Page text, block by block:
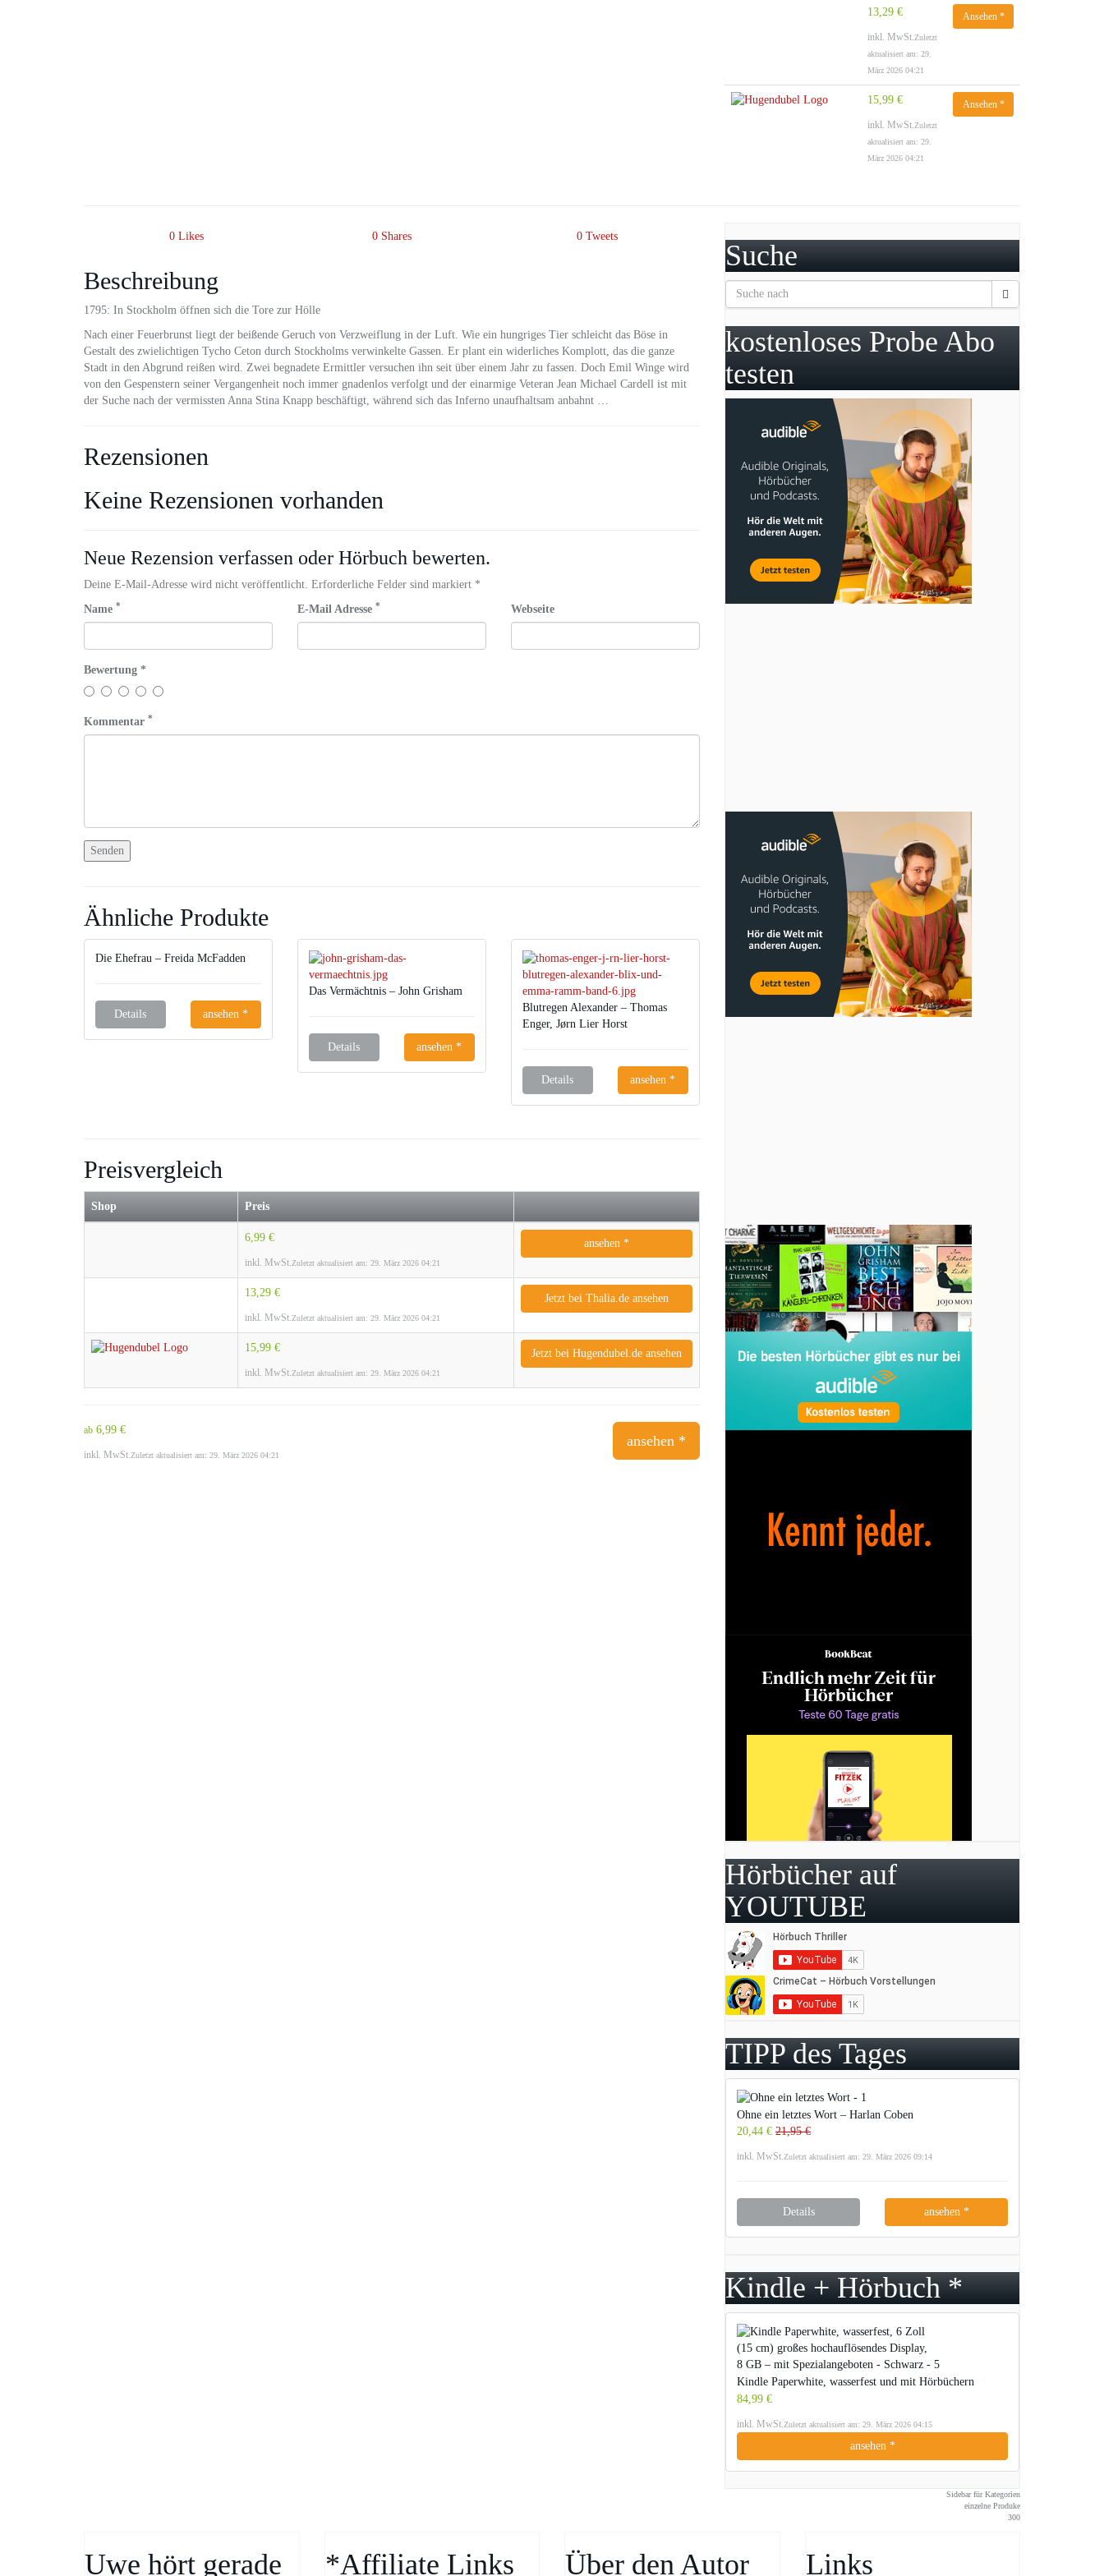
13,29 €
inkl. MwSt.Zuletzt
aktualisiert am: 29.
März 2026 04:21
Ansehen *
15,99 €
inkl. MwSt.Zuletzt
aktualisiert am: 29.
März 2026 04:21
Ansehen *
0 Likes 0 Shares 0 Tweets
Beschreibung
1795: In Stockholm öffnen sich die Tore zur Hölle
Nach einer Feuerbrunst liegt der beißende Geruch von Verzweiflung in der Luft. Wie ein hungriges Tier schleicht das Böse in
Gestalt des zwielichtigen Tycho Ceton durch Stockholms verwinkelte Gassen. Er plant ein widerliches Komplott, das die ganze
Stadt in den Abgrund reißen wird. Zwei begnadete Ermittler versuchen ihn seit über einem Jahr zu fassen. Doch Emil Winge wird
von den Gespenstern seiner Vergangenheit noch immer gnadenlos verfolgt und der einarmige Veteran Jean Michael Cardell ist mit
der Suche nach der vermissten Anna Stina Knapp beschäftigt, während sich das Inferno unaufhaltsam anbahnt …
Rezensionen
Keine Rezensionen vorhanden
Neue Rezension verfassen oder Hörbuch bewerten.
Deine E-Mail-Adresse wird nicht veröffentlicht. Erforderliche Felder sind markiert *
Name * E-Mail Adresse * Webseite
Bewertung *
Kommentar *
Ähnliche Produkte
Die Ehefrau – Freida McFadden
Details ansehen *
Das Vermächtnis – John Grisham
Details ansehen *
Blutregen Alexander – Thomas
Enger, Jørn Lier Horst
Details ansehen *
Preisvergleich
Shop Preis
6,99 €
inkl. MwSt.Zuletzt aktualisiert am: 29. März 2026 04:21
ansehen *
13,29 €
inkl. MwSt.Zuletzt aktualisiert am: 29. März 2026 04:21
Jetzt bei Thalia.de ansehen
15,99 €
inkl. MwSt.Zuletzt aktualisiert am: 29. März 2026 04:21
Jetzt bei Hugendubel.de ansehen
ab 6,99 €
inkl. MwSt.Zuletzt aktualisiert am: 29. März 2026 04:21
ansehen *
Suche
kostenloses Probe Abo
testen
Hörbücher auf
YOUTUBE
TIPP des Tages
Ohne ein letztes Wort – Harlan Coben
20,44 € 21,95 €
inkl. MwSt.Zuletzt aktualisiert am: 29. März 2026 09:14
Details ansehen *
Kindle + Hörbuch *
Kindle Paperwhite, wasserfest und mit Hörbüchern
84,99 €
inkl. MwSt.Zuletzt aktualisiert am: 29. März 2026 04:15
ansehen *
Sidebar für Kategorien
einzelne Produke
300
Uwe hört gerade *Affiliate Links Über den Autor Links